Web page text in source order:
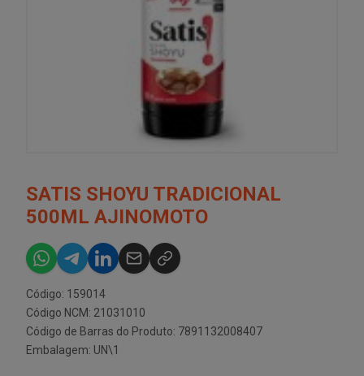
SATIS SHOYU TRADICIONAL
500ML AJINOMOTO
Código: 159014
Código NCM: 21031010
Código de Barras do Produto: 7891132008407
Embalagem: UN\1